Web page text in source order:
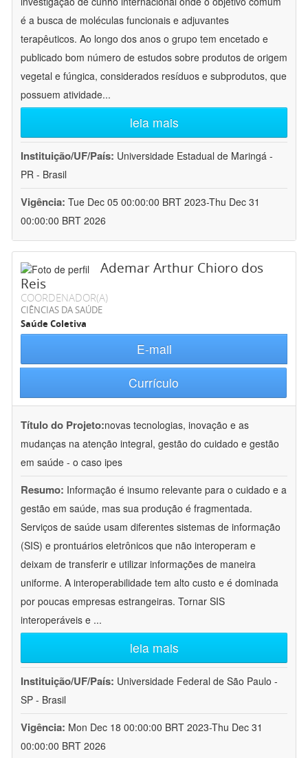
é a busca de moléculas funcionais e adjuvantes
terapêuticos. Ao longo dos anos o grupo tem encetado e
publicado bom número de estudos sobre produtos de origem
vegetal e fúngica, considerados resíduos e subprodutos, que
possuem atividade...
leia mais
Instituição/UF/País: Universidade Estadual de Maringá -
PR - Brasil
Vigência: Tue Dec 05 00:00:00 BRT 2023-Thu Dec 31
00:00:00 BRT 2026
Ademar Arthur Chioro dos
Reis
COORDENADOR(A)
CIÊNCIAS DA SAÚDE
Saúde Coletiva
E-mail
Currículo
Título do Projeto:novas tecnologias, inovação e as
mudanças na atenção integral, gestão do cuidado e gestão
em saúde - o caso ipes
Resumo: Informação é insumo relevante para o cuidado e a
gestão em saúde, mas sua produção é fragmentada.
Serviços de saúde usam diferentes sistemas de informação
(SIS) e prontuários eletrônicos que não interoperam e
deixam de transferir e utilizar informações de maneira
uniforme. A interoperabilidade tem alto custo e é dominada
por poucas empresas estrangeiras. Tornar SIS
interoperáveis e ...
leia mais
Instituição/UF/País: Universidade Federal de São Paulo -
SP - Brasil
Vigência: Mon Dec 18 00:00:00 BRT 2023-Thu Dec 31
00:00:00 BRT 2026